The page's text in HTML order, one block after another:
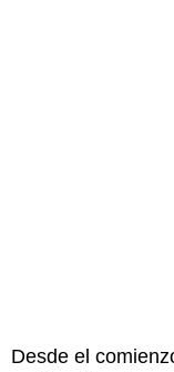
Desde el